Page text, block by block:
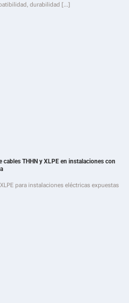
durabilidad [...]
THHN y XLPE en instalaciones con
para instalaciones eléctricas expuestas